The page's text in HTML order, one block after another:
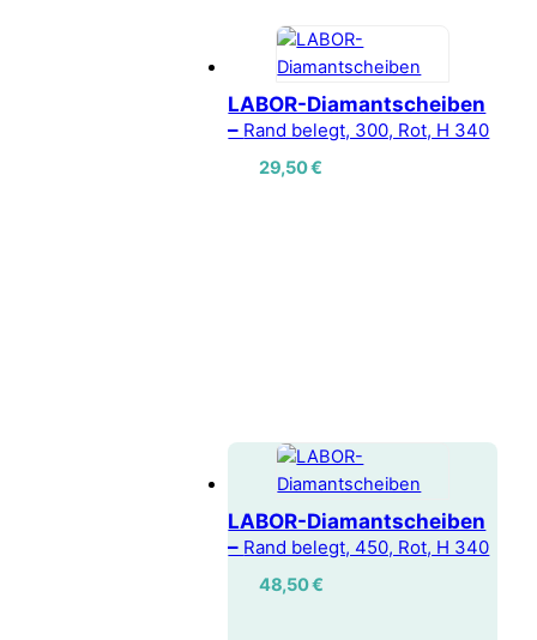
LABOR-Diamantscheiben
– Rand belegt, 300, Rot, H 340
29,50€
LABOR-Diamantscheiben
– Rand belegt, 450, Rot, H 340
48,50€